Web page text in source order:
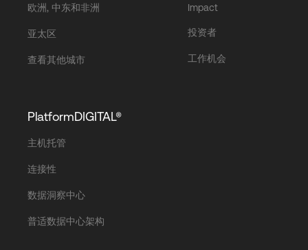
欧洲, 中东和非洲
亚太区
查看其他城市
Impact
投资者
工作机会
PlatformDIGITAL®
主机托管
连接性
数据洞察中心
普适数据中心架构